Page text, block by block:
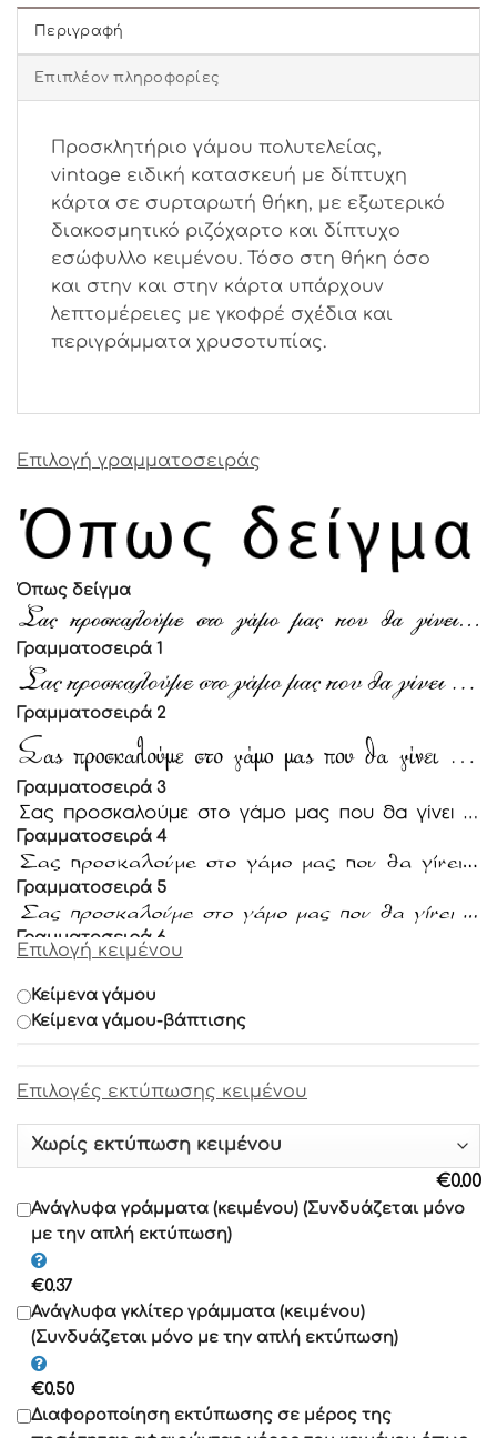
Περιγραφή
Επιπλέον πληροφορίες
Προσκλητήριο γάμου πολυτελείας,
vintage ειδική κατασκευή με δίπτυχη
κάρτα σε συρταρωτή θήκη, με εξωτερικό
διακοσμητικό ριζόχαρτο και δίπτυχο
εσώφυλλο κειμένου. Τόσο στη θήκη όσο
και στην και στην κάρτα υπάρχουν
λεπτομέρειες με γκοφρέ σχέδια και
περιγράμματα χρυσοτυπίας.
Επιλογή γραμματοσειράς
Όπως δείγμα
Γραμματοσειρά 1
Γραμματοσειρά 2
Γραμματοσειρά 3
Γραμματοσειρά 4
Γραμματοσειρά 5
Γραμματοσειρά 6
Γραμματοσειρά 7
Γραμματοσειρά 9
Γραμματοσειρά 10
Γραμματοσειρά 11
Γραμματοσειρά 12
Γραμματοσειρά 13
Γραμματοσειρά 14
Γραμματοσειρά 15
Επιλογή κειμένου
Κείμενα γάμου
Κείμενα γάμου-βάπτισης
Επιλογές εκτύπωσης κειμένου
€0.00
Ανάγλυφα γράμματα (κειμένου) (Συνδυάζεται μόνο
με την απλή εκτύπωση)
€0.37
Ανάγλυφα γκλίτερ γράμματα (κειμένου)
(Συνδυάζεται μόνο με την απλή εκτύπωση)
€0.50
Διαφοροποίηση εκτύπωσης σε μέρος της